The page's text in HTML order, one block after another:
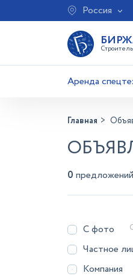
Россия
Аренда
Главная
0
С фото
Частное
Компания